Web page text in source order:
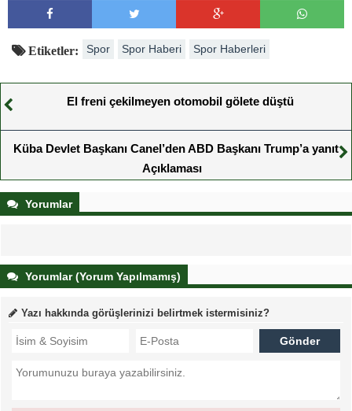
Etiketler: Spor Spor Haberi Spor Haberleri
El freni çekilmeyen otomobil gölete düştü
Küba Devlet Başkanı Canel’den ABD Başkanı Trump’a yanıt
Açıklaması
Yorumlar
Yorumlar (Yorum Yapılmamış)
Yazı hakkında görüşlerinizi belirtmek istermisiniz?